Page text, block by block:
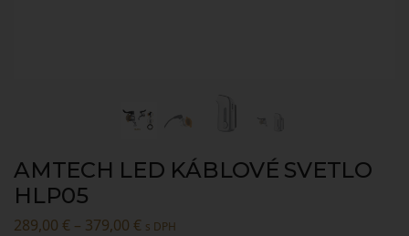
AMTECH LED KÁBLOVÉ SVETLO
HLP05
289,00 € – 379,00 € s DPH